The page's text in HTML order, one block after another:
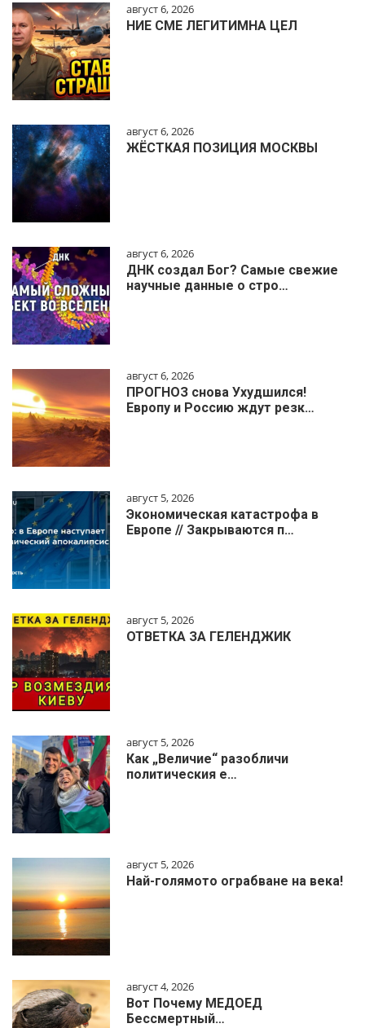
август 6, 2026
НИЕ СМЕ ЛЕГИТИМНА ЦЕЛ
август 6, 2026
ЖЁСТКАЯ ПОЗИЦИЯ МОСКВЫ
август 6, 2026
ДНК создал Бог? Самые свежие
научные данные о стро…
август 6, 2026
ПРОГНОЗ снова Ухудшился!
Европу и Россию ждут резк…
август 5, 2026
Экономическая катастрофа в
Европе // Закрываются п…
август 5, 2026
ОТВЕТКА ЗА ГЕЛЕНДЖИК
август 5, 2026
Как „Величие“ разобличи
политическия е…
август 5, 2026
Най-голямото ограбване на века!
август 4, 2026
Вот Почему МЕДОЕД
Бессмертный…